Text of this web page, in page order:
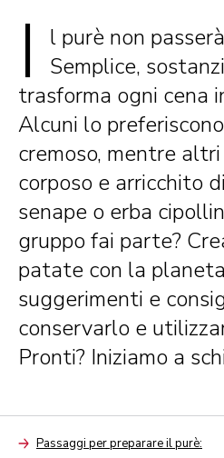
I
l purè non
Semplice,
trasforma ogni cena
Alcuni lo
cremoso, mentre
corposo e arricchito
senape o erba
gruppo fai parte?
patate con la
suggerimenti e
conservarlo e
Pronti? Iniziamo a
ArrowPassaggi per preparare il purè: